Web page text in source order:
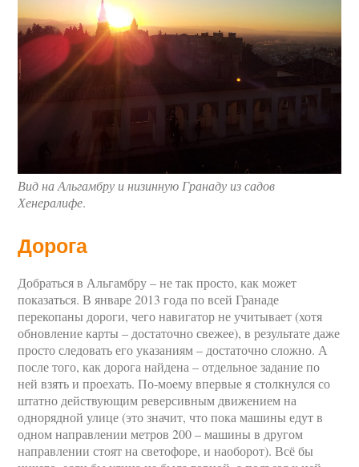
Вид на Альгамбру и низинную Гранаду из садов
Хенералифе.
Дорога
Добраться в Альгамбру – не так просто, как может
показаться. В январе 2013 года по всей Гранаде
перекопаны дороги, чего навигатор не учитывает (хотя
обновление карты – достаточно свежее), в результате даже
просто следовать его указаниям – достаточно сложно. А
после того, как дорога найдена – отдельное задание по
ней взять и проехать. По-моему впервые я столкнулся со
штатно действующим реверсивным движением на
однорядной улице (это значит, что пока машины едут в
одном направлении метров 200 – машины в другом
направлении стоят на светофоре, и наоборот). Всё бы